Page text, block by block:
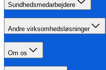
Sundhedsmedarbejdere
Andre virksomhedsløsninger
Om os